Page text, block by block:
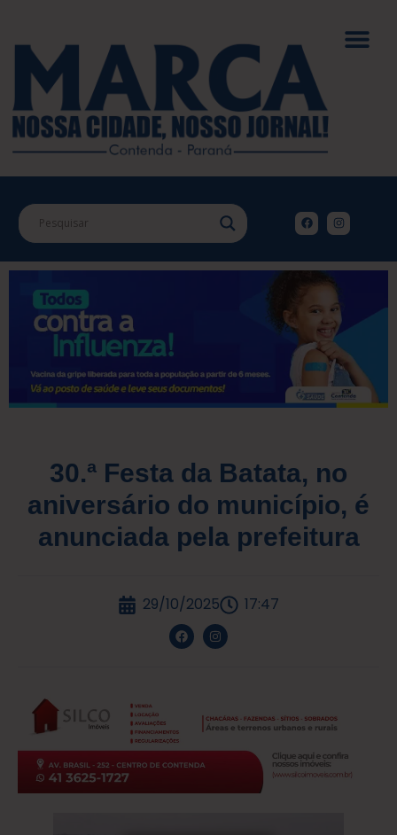
30.ª Festa da Batata, no
aniversário do município, é
anunciada pela prefeitura
29/10/2025 17:47